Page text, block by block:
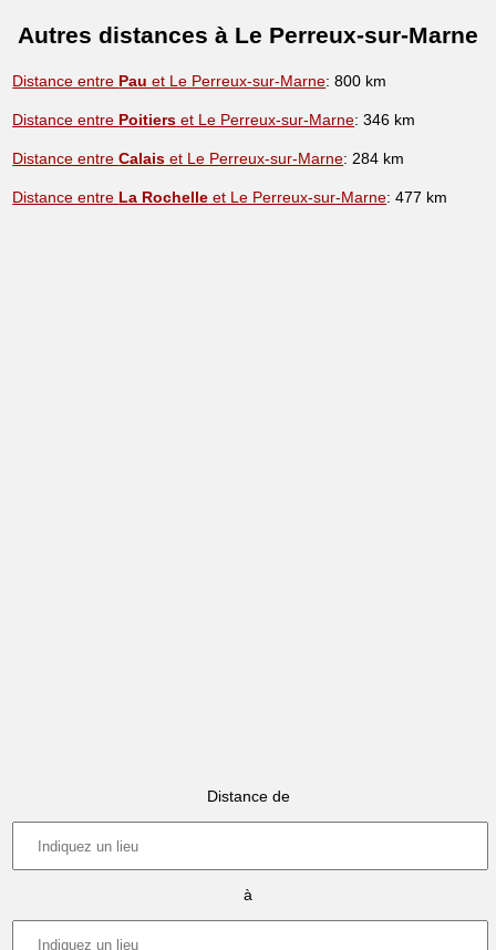
Autres distances à Le Perreux-sur-Marne
Distance entre Pau et Le Perreux-sur-Marne: 800 km
Distance entre Poitiers et Le Perreux-sur-Marne: 346 km
Distance entreCalais et Le Perreux-sur-Marne: 284 km
Distance entre La Rochelle et Le Perreux-sur-Marne: 477 km
Distance de
à